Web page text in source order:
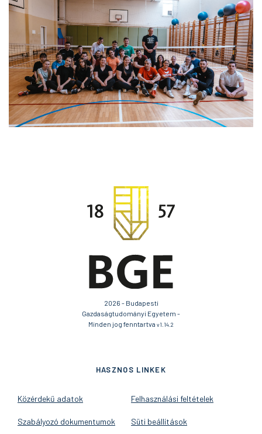
2026 - Budapesti
Gazdaságtudományi Egyetem -
Minden jog fenntartva v1.14.2
HASZNOS LINKEK
Közérdekű adatok
Szabályozó dokumentumok
Felhasználási feltételek
Süti beállítások